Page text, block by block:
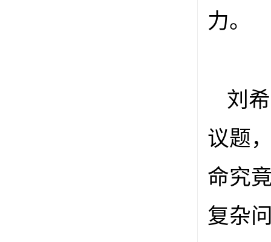
力。
刘
议题
命究
复杂